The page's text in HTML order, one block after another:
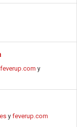
feverup.com y
y feverup.com